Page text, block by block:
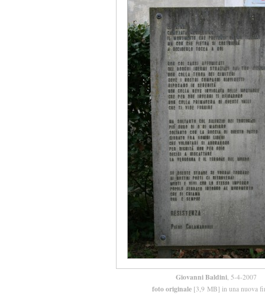
Giovanni Baldini , 5-4-2007
foto originale [3,9 MB] in una nuova